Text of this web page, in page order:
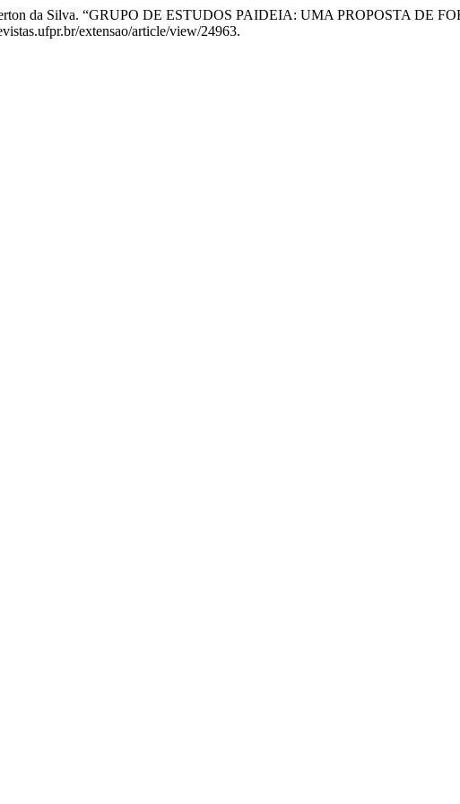
da Silva. “GRUPO DE ESTUDOS PAIDEIA: UMA PROPOSTA
extensao/article/view/24963.